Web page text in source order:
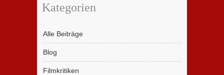
Kategorien
Alle Beiträge
Blog
Filmkritiken